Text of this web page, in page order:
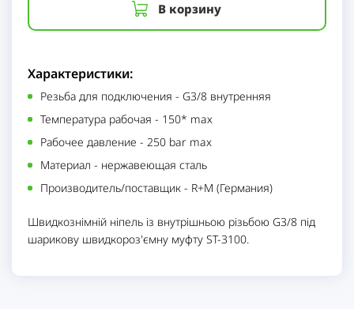
Швидкознімній ніпель із внутрішньою різьбою G3/8 під
шарикову швидкороз'ємну муфту ST-3100.
В корзину
Характеристики:
Резьба для подключения - G3/8 внутренняя
Температура рабочая - 150* maх
Рабочее давление - 250 bar max
Материал - нержавеющая сталь
Производитель/поставщик - R+M (Германия)